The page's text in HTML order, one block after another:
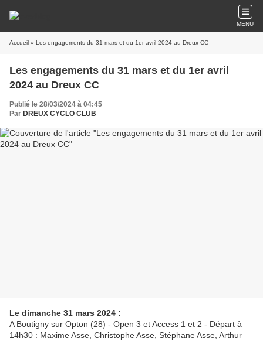
MENU
Accueil » Les engagements du 31 mars et du 1er avril 2024 au Dreux CC
Les engagements du 31 mars et du 1er avril
2024 au Dreux CC
Publié le 28/03/2024 à 04:45
Par DREUX CYCLO CLUB
Le dimanche 31 mars 2024 :
A Boutigny sur Opton (28) - Open 3 et Access 1 et 2 - Départ à
14h30 : Maxime Asse, Christophe Asse, Stéphane Asse, Arthur